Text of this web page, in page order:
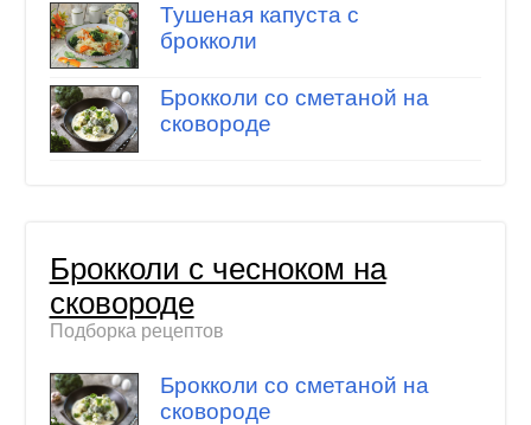
Тушеная капуста с
брокколи
Брокколи со сметаной на
сковороде
Брокколи с чесноком на
сковороде
Подборка рецептов
Брокколи со сметаной на
сковороде